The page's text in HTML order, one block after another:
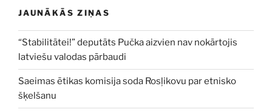
JAUNĀKĀS ZIŅAS
“Stabilitātei!” deputāts Pučka aizvien nav nokārtojis
latviešu valodas pārbaudi
Saeimas ētikas komisija soda Rosļikovu par etnisko
šķelšanu